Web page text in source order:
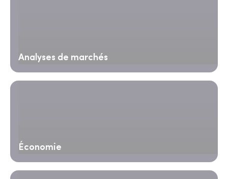
Analyses de marchés
Économie